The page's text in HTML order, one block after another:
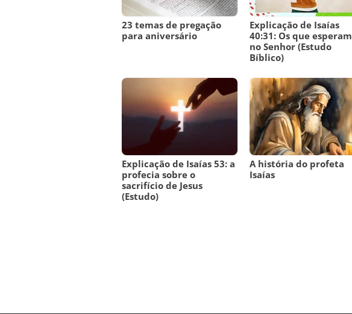
23 temas de pregação
para aniversário
Explicação de Isaías
40:31: Os que esperam
no Senhor (Estudo
Bíblico)
Explicação de Isaías 53: a
profecia sobre o
sacrifício de Jesus
(Estudo)
A história do profeta
Isaías